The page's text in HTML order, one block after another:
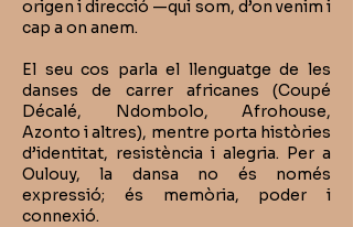
origen i direcció —qui som, d’on venim i
cap a on anem.
El seu cos parla el llenguatge de les
danses de carrer africanes (Coupé
Décalé, Ndombolo, Afrohouse,
Azonto i altres), mentre porta històries
d’identitat, resistència i alegria. Per a
Oulouy, la dansa no és només
expressió; és memòria, poder i
connexió.